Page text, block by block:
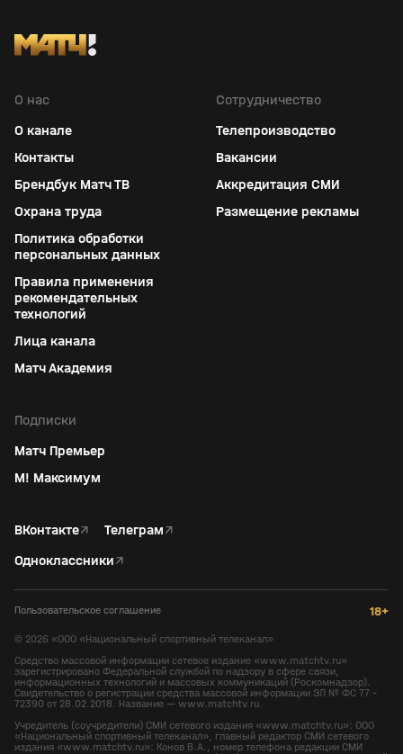
О нас
О канале
Контакты
Брендбук Матч ТВ
Охрана труда
Политика обработки
персональных данных
Правила применения
рекомендательных
технологий
Лица канала
Матч Академия
Сотрудничество
Телепроизводство
Вакансии
Аккредитация СМИ
Размещение рекламы
Подписки
Матч Премьер
М! Максимум
ВКонтакте↗ Телеграм↗
Одноклассники↗
Пользовательское соглашение 18+
© 2026 «ООО «Национальный спортивный телеканал»
Средство массовой информации сетевое издание «www.matchtv.ru»
зарегистрировано Федеральной службой по надзору в сфере связи,
информационных технологий и массовых коммуникаций (Роскомнадзор).
Свидетельство о регистрации средства массовой информации ЭЛ № ФС 77 -
72390 от 28.02.2018. Название — www.matchtv.ru.
Учредитель (соучредители) СМИ сетевого издания «www.matchtv.ru»: ООО
«Национальный спортивный телеканал», главный редактор СМИ сетевого
издания «www.matchtv.ru»: Конов В.А., номер телефона редакции СМИ